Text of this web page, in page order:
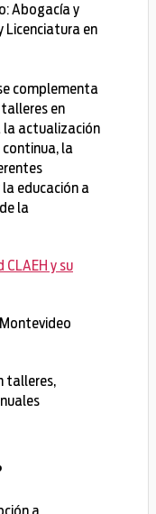
Abogacía y
Licenciatura en
complementa
en
la actualización
la
educación a
la
CLAEH y su
talleres,